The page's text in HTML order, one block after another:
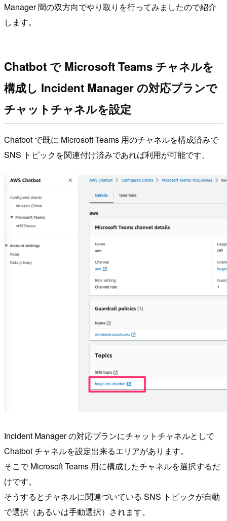
Manager 間の双方向でやり取りを行ってみましたので紹介
します。
Chatbot で Microsoft Teams チャネルを
構成し Incident Manager の対応プランで
チャットチャネルを設定
Chatbot で既に Microsoft Teams 用のチャネルを構成済みで
SNS トピックを関連付け済みであれば利用が可能です。
Incident Manager の対応プランにチャットチャネルとして
Chatbot チャネルを設定出来るエリアがあります。
そこで Microsoft Teams 用に構成したチャネルを選択するだ
けです。
そうするとチャネルに関連づいている SNS トピックが自動
で選択（あるいは手動選択）されます。